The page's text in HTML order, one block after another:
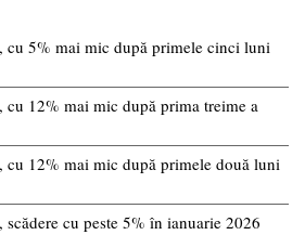
5% mai mic după primele cinci luni
12% mai mic după prima treime a
12% mai mic după primele două luni
cu peste 5% în ianuarie 2026